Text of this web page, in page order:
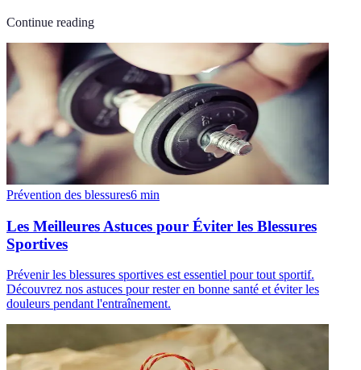
Continue reading
Prévention des blessures6 min
Les Meilleures Astuces pour Éviter les Blessures
Sportives
Prévenir les blessures sportives est essentiel pour tout sportif.
Découvrez nos astuces pour rester en bonne santé et éviter les
douleurs pendant l'entraînement.